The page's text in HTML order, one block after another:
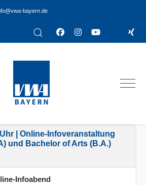
bayern.de
| Online-Infoveranstaltung
und Bachelor of Arts (B.A.)
Infoabend